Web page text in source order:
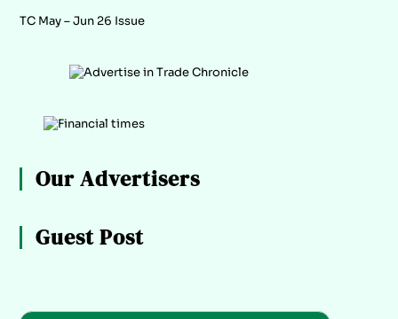
TC May – Jun 26 Issue
Our Advertisers
Guest Post